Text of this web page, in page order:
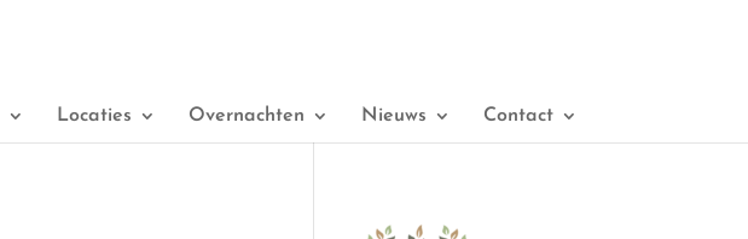
Locaties Overnachten Nieuws Contact